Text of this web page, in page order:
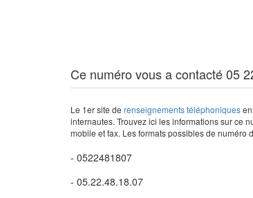
Ce numéro vous a contacté 05
Le 1er site de renseignements téléphoniques
internautes. Trouvez ici les informations sur ce
mobile et fax. Les formats possibles de numéro
- 0522481807
- 05.22.48.18.07